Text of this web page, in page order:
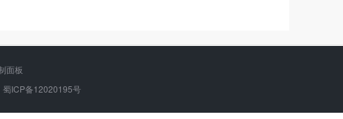
面板
蜀ICP备12020195号